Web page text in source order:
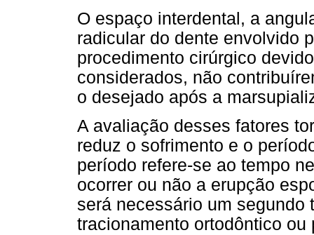
O espaço interdental, a
radicular do dente envolvido
procedimento cirúrgico
considerados, não
o desejado após a
A avaliação desses fatores
reduz o sofrimento e o
período refere-se ao tempo
ocorrer ou não a erupção
será necessário um segundo
tracionamento ortodôntico